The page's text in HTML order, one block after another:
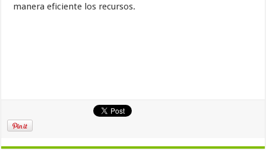
manera eficiente los recursos.